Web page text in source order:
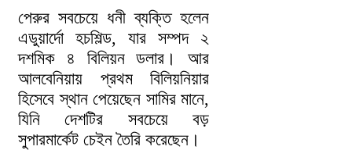
পেরুর সবচেয়ে ধনী ব্যক্তি হলেন
এডুয়ার্দো হচশিল্ড, যার সম্পদ ২
দশমিক ৪ বিলিয়ন ডলার। আর
আলবেনিয়ায় প্রথম বিলিয়নিয়ার
হিসেবে স্থান পেয়েছেন সামির মানে,
যিনি দেশটির সবচেয়ে বড়
সুপারমার্কেট চেইন তৈরি করেছেন।